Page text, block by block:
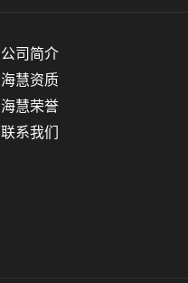
公司简介
海慧资质
海慧荣誉
联系我们